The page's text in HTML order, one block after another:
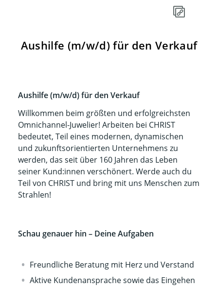
Aushilfe (m/w/d) für den Verkauf
Aushilfe (m/w/d) für den Verkauf
Willkommen beim größten und erfolgreichsten
Omnichannel-Juwelier! Arbeiten bei CHRIST
bedeutet, Teil eines modernen, dynamischen
und zukunftsorientierten Unternehmens zu
werden, das seit über 160 Jahren das Leben
seiner Kund:innen verschönert. Werde auch du
Teil von CHRIST und bring mit uns Menschen zum
Strahlen!​​
Schau genauer hin – Deine Aufgaben
Freundliche Beratung mit Herz und Verstand
Aktive Kundenansprache sowie das Eingehen